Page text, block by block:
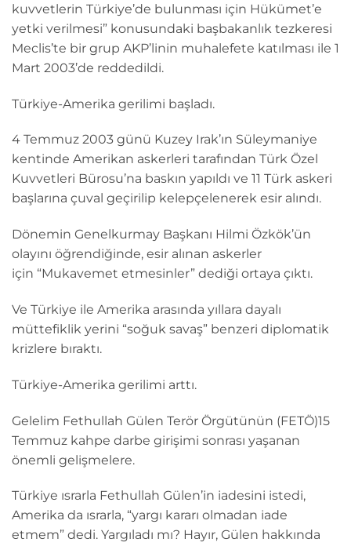
kuvvetlerin Türkiye’de bulunması için Hükümet’e
yetki verilmesi” konusundaki başbakanlık tezkeresi
Meclis’te bir grup AKP’linin muhalefete katılması ile 1
Mart 2003’de reddedildi.
Türkiye-Amerika gerilimi başladı.
4 Temmuz 2003 günü Kuzey Irak’ın Süleymaniye
kentinde Amerikan askerleri tarafından Türk Özel
Kuvvetleri Bürosu’na baskın yapıldı ve 11 Türk askeri
başlarına çuval geçirilip kelepçelenerek esir alındı.
Dönemin Genelkurmay Başkanı Hilmi Özkök’ün
olayını öğrendiğinde, esir alınan askerler
için “Mukavemet etmesinler” dediği ortaya çıktı.
Ve Türkiye ile Amerika arasında yıllara dayalı
müttefiklik yerini “soğuk savaş” benzeri diplomatik
krizlere bıraktı.
Türkiye-Amerika gerilimi arttı.
Gelelim Fethullah Gülen Terör Örgütünün (FETÖ)15
Temmuz kahpe darbe girişimi sonrası yaşanan
önemli gelişmelere.
Türkiye ısrarla Fethullah Gülen’in iadesini istedi,
Amerika da ısrarla, “yargı kararı olmadan iade
etmem” dedi. Yargıladı mı? Hayır, Gülen hakkında